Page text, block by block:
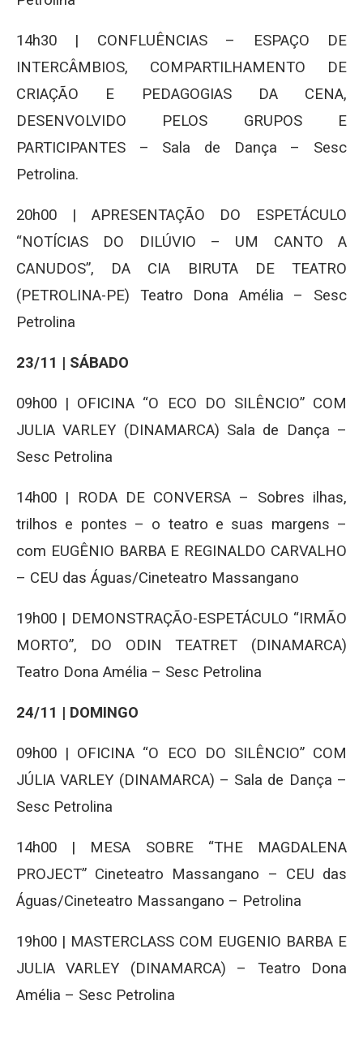
14h30 | CONFLUÊNCIAS – ESPAÇO DE
INTERCÂMBIOS, COMPARTILHAMENTO DE
CRIAÇÃO E PEDAGOGIAS DA CENA,
DESENVOLVIDO PELOS GRUPOS E
PARTICIPANTES – Sala de Dança – Sesc
Petrolina.
20h00 | APRESENTAÇÃO DO ESPETÁCULO
“NOTÍCIAS DO DILÚVIO – UM CANTO A
CANUDOS”, DA CIA BIRUTA DE TEATRO
(PETROLINA-PE) Teatro Dona Amélia – Sesc
Petrolina
23/11 | SÁBADO
09h00 | OFICINA “O ECO DO SILÊNCIO” COM
JULIA VARLEY (DINAMARCA) Sala de Dança –
Sesc Petrolina
14h00 | RODA DE CONVERSA – Sobres ilhas,
trilhos e pontes – o teatro e suas margens –
com EUGÊNIO BARBA E REGINALDO CARVALHO
– CEU das Águas/Cineteatro Massangano
19h00 | DEMONSTRAÇÃO-ESPETÁCULO “IRMÃO
MORTO”, DO ODIN TEATRET (DINAMARCA)
Teatro Dona Amélia – Sesc Petrolina
24/11 | DOMINGO
09h00 | OFICINA “O ECO DO SILÊNCIO” COM
JÚLIA VARLEY (DINAMARCA) – Sala de Dança –
Sesc Petrolina
14h00 | MESA SOBRE “THE MAGDALENA
PROJECT” Cineteatro Massangano – CEU das
Águas/Cineteatro Massangano – Petrolina
19h00 | MASTERCLASS COM EUGENIO BARBA E
JULIA VARLEY (DINAMARCA) – Teatro Dona
Amélia – Sesc Petrolina